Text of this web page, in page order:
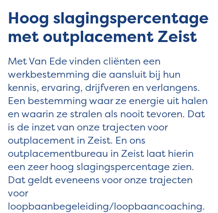
Hoog slagingspercentage
met outplacement Zeist
Met Van Ede vinden cliënten een
werkbestemming die aansluit bij hun
kennis, ervaring, drijfveren en verlangens.
Een bestemming waar ze energie uit halen
en waarin ze stralen als nooit tevoren. Dat
is de inzet van onze trajecten voor
outplacement in Zeist. En ons
outplacementbureau in Zeist laat hierin
een zeer hoog slagingspercentage zien.
Dat geldt eveneens voor onze trajecten
voor
loopbaanbegeleiding/loopbaancoaching.